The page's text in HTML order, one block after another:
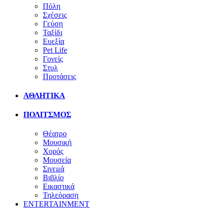
Πόλη
Σχέσεις
Γεύση
Ταξίδι
Ευεξία
Pet Life
Γονείς
Στυλ
Προτάσεις
ΑΘΛΗΤΙΚΑ
ΠΟΛΙΤΣΜΟΣ
Θέατρο
Μουσική
Χορός
Μουσεία
Σινεμά
Βιβλίο
Εικαστικά
Τηλεόραση
ENTERTAINMENT